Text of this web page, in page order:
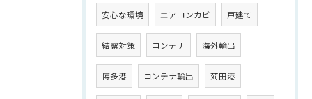
安心な環境 エアコンカビ 戸建て
結露対策 コンテナ 海外輸出
博多港 コンテナ輸出 苅田港